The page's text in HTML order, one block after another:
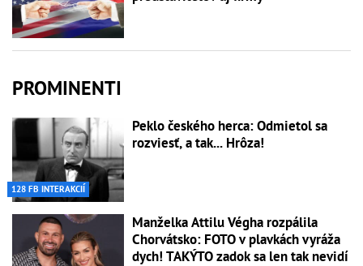
PROMINENTI
128 FB INTERAKCIÍ
Peklo českého herca: Odmietol sa
rozviesť, a tak... Hrôza!
Manželka Attilu Végha rozpálila
Chorvátsko: FOTO v plavkách vyráža
dych! TAKÝTO zadok sa len tak nevidí